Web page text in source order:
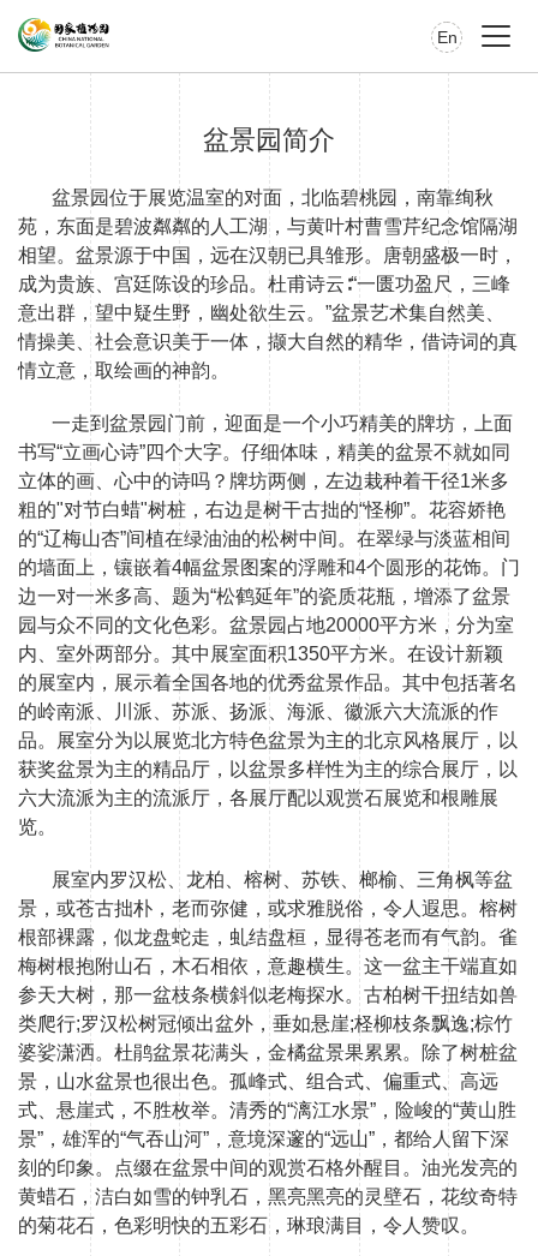
En
盆景园简介
盆景园位于展览温室的对面，北临碧桃园，南靠绚秋
苑，东面是碧波粼粼的人工湖，与黄叶村曹雪芹纪念馆隔湖
相望。盆景源于中国，远在汉朝已具雏形。唐朝盛极一时，
成为贵族、宫廷陈设的珍品。杜甫诗云∶“一匮功盈尺，三峰
意出群，望中疑生野，幽处欲生云。”盆景艺术集自然美、
情操美、社会意识美于一体，撷大自然的精华，借诗词的真
情立意，取绘画的神韵。
一走到盆景园门前，迎面是一个小巧精美的牌坊，上面
书写“立画心诗”四个大字。仔细体味，精美的盆景不就如同
立体的画、心中的诗吗？牌坊两侧，左边栽种着干径1米多
粗的"对节白蜡"树桩，右边是树干古拙的“怪柳”。花容娇艳
的“辽梅山杏”间植在绿油油的松树中间。在翠绿与淡蓝相间
的墙面上，镶嵌着4幅盆景图案的浮雕和4个圆形的花饰。门
边一对一米多高、题为“松鹤延年”的瓷质花瓶，增添了盆景
园与众不同的文化色彩。盆景园占地20000平方米，分为室
内、室外两部分。其中展室面积1350平方米。在设计新颖
的展室内，展示着全国各地的优秀盆景作品。其中包括著名
的岭南派、川派、苏派、扬派、海派、徽派六大流派的作
品。展室分为以展览北方特色盆景为主的北京风格展厅，以
获奖盆景为主的精品厅，以盆景多样性为主的综合展厅，以
六大流派为主的流派厅，各展厅配以观赏石展览和根雕展
览。
展室内罗汉松、龙柏、榕树、苏铁、榔榆、三角枫等盆
景，或苍古拙朴，老而弥健，或求雅脱俗，令人遐思。榕树
根部裸露，似龙盘蛇走，虬结盘桓，显得苍老而有气韵。雀
梅树根抱附山石，木石相依，意趣横生。这一盆主干端直如
参天大树，那一盆枝条横斜似老梅探水。古柏树干扭结如兽
类爬行;罗汉松树冠倾出盆外，垂如悬崖;柽柳枝条飘逸;棕竹
婆娑潇洒。杜鹃盆景花满头，金橘盆景果累累。除了树桩盆
景，山水盆景也很出色。孤峰式、组合式、偏重式、高远
式、悬崖式，不胜枚举。清秀的“漓江水景”，险峻的“黄山胜
景”，雄浑的“气吞山河”，意境深邃的“远山”，都给人留下深
刻的印象。点缀在盆景中间的观赏石格外醒目。油光发亮的
黄蜡石，洁白如雪的钟乳石，黑亮黑亮的灵壁石，花纹奇特
的菊花石，色彩明快的五彩石，琳琅满目，令人赞叹。